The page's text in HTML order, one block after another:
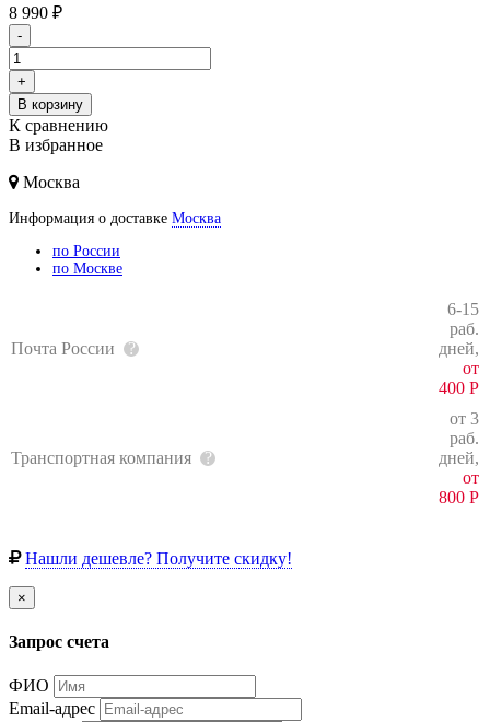
8 990 ₽
-
+
В корзину
К сравнению
В избранное
Москва
Информация о доставке Москва
по России
по Москве
Почта России
6-15
раб.
дней,
от
400 Р
Транспортная компания
от 3
раб.
дней,
от
800 Р
Нашли дешевле? Получите скидку!
×
Запрос счета
ФИО
Email-адрес